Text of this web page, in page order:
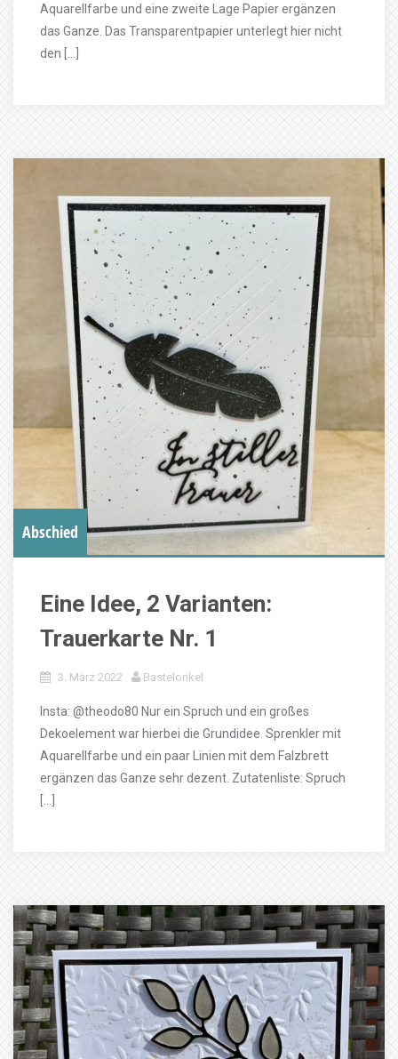
Aquarellfarbe und eine zweite Lage Papier ergänzen
das Ganze. Das Transparentpapier unterlegt hier nicht
den […]
Abschied
Eine Idee, 2 Varianten:
Trauerkarte Nr. 1
3. März 2022 Bastelonkel
Insta: @theodo80 Nur ein Spruch und ein großes
Dekoelement war hierbei die Grundidee. Sprenkler mit
Aquarellfarbe und ein paar Linien mit dem Falzbrett
ergänzen das Ganze sehr dezent. Zutatenliste: Spruch
[…]